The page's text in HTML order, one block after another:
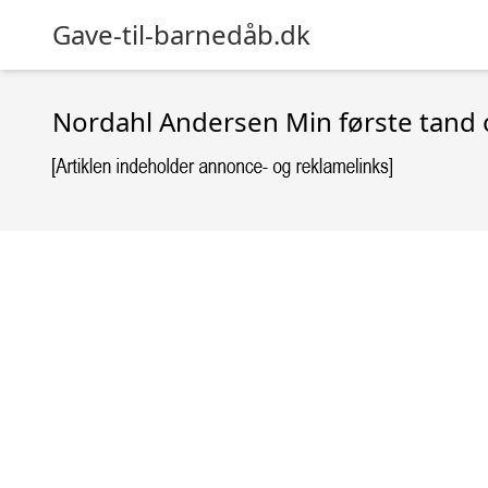
Gave-til-barnedåb.dk
Nordahl Andersen Min første